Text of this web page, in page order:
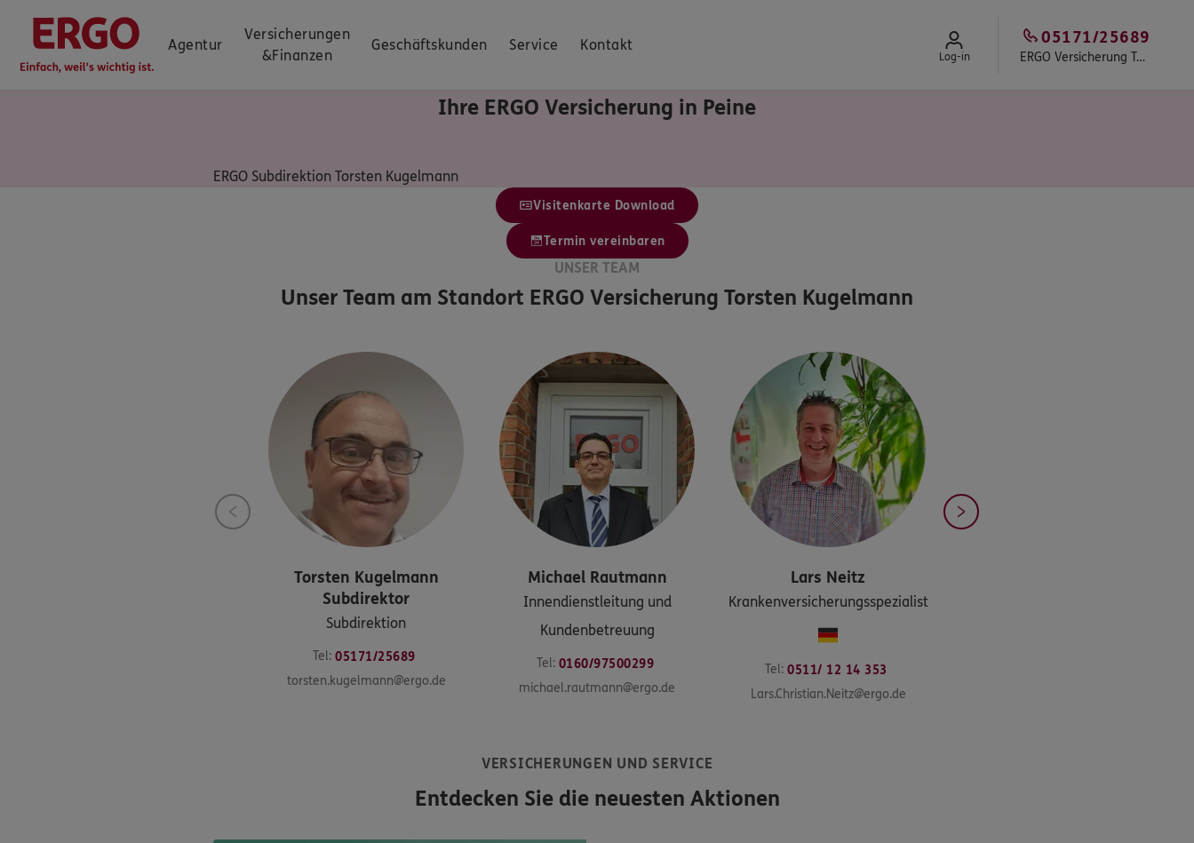
Agentur
Versicherungen
&Finanzen
Geschäftskunden Service Kontakt
Log-in ERGO Versicherung Torsten Kugelmann
05171/25689
Ihre ERGO Versicherung in Peine
ERGO Subdirektion Torsten Kugelmann
Visitenkarte Download
Termin vereinbaren
UNSER TEAM
Unser Team am Standort ERGO Versicherung Torsten Kugelmann
Torsten Kugelmann
Subdirektor
Subdirektion
Tel: 05171/25689
torsten.kugelmann@ergo.de
Michael Rautmann
Innendienstleitung und
Kundenbetreuung
Tel: 0160/97500299
michael.rautmann@ergo.de
Lars Neitz
Krankenversicherungsspezialist
Tel: 0511/ 12 14 353
Lars.Christian.Neitz@ergo.de
VERSICHERUNGEN UND SERVICE
Entdecken Sie die neuesten Aktionen